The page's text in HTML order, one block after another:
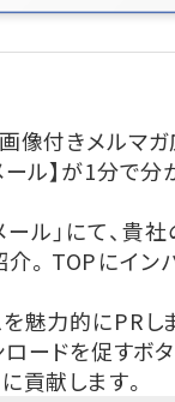
像付きメルマガ
ール】が1分で分
ール」にて、貴
。TOPにイン
魅力的にPRし
ードを促すボ
貢献します。